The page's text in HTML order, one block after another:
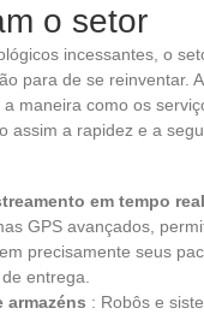
o setor
incessantes, o
para de se reinventar.
maneira como os
assim a rapidez e a
em tempo real
GPS avançados,
precisamente seus
entrega.
armazéns : Robôs e